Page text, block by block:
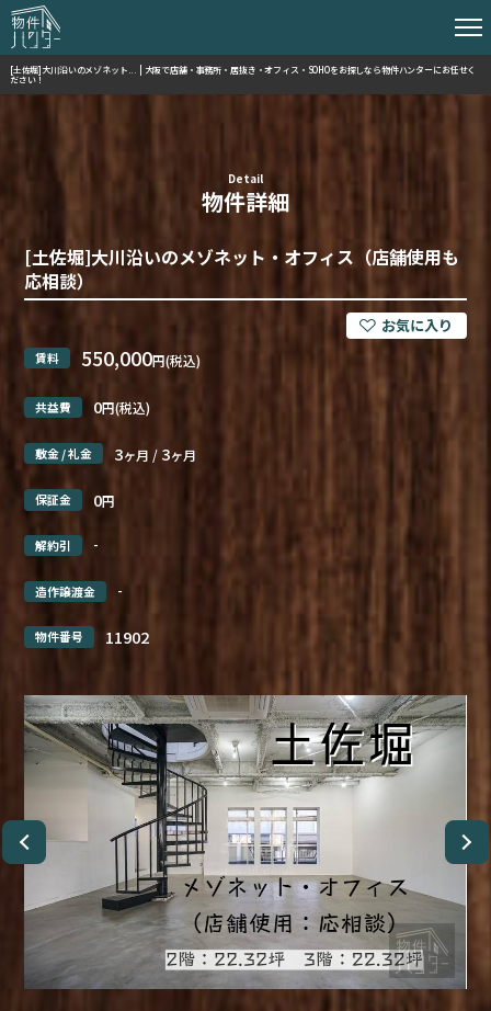
[土佐堀]大川沿いのメゾネット... | 大阪で店舗・事務所・居抜き・オフィス・SOHOをお探しなら物件ハンターにお任せく
ださい！
Detail
物件詳細
[土佐堀]大川沿いのメゾネット・オフィス（店舗使用も
応相談）
賃料 550,000円(税込)
共益費 0円(税込)
敷金 / 礼金 3ヶ月 / 3ヶ月
保証金 0円
解約引 -
造作譲渡金 -
物件番号 11902